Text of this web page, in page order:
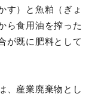
す）と魚粕（ぎょ
ら食用油を搾った
が既に肥料として
、産業廃棄物とし